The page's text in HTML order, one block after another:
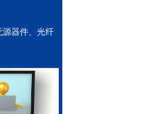
源器件、光纤